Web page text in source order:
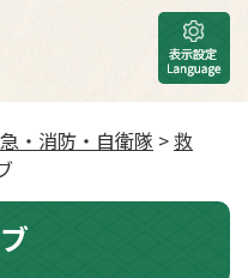
・消防・自衛隊 >救